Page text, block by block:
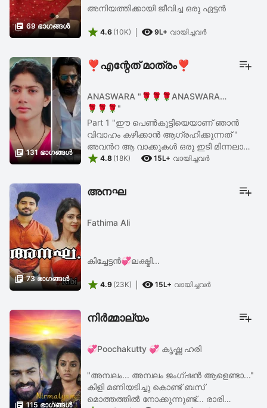
 69 ഭാഗങ്ങള്‍
അനിയത്തിക്കായി ജീവിച്ച ഒരു ഏട്ടൻ
 4.6 (10K)  9L+ വായിച്ചവര്‍
 131 ഭാഗങ്ങള്‍
❣️എന്റേത് മാത്രം❣️
ANASWARA "🌹🌹🌹ANASWARA
🌹🌹🌹"
Part 1 "ഈ പെൺകുട്ടിയെയാണ് ഞാൻ
വിവാഹം കഴിക്കാൻ ആഗ്രഹിക്കുന്നത് "
അവൻറ ആ വാക്കുകൾ ഒരു ഇടി മിന്നലായി
എല്ലാവരിലും പതിച്ചു..... അവളെ
 4.8 (18K)  15L+ വായിച്ചവര്‍
 73 ഭാഗങ്ങള്‍
അനഘ
Fathima Ali
കിച്ചേട്ടൻ💞ലക്ഷ്മി...
 4.9 (23K)  15L+ വായിച്ചവര്‍
 115 ഭാഗങ്ങള്‍
നിർമ്മാല്യം
💞Poochakutty 💞 കൃഷ്ണ ഹരി
"അമ്പലം... അമ്പലം ജംഗ്ഷൻ ആളെണ്ടാ..."
കിളി മണിയടിച്ചു കൊണ്ട് ബസ്
മൊത്തത്തിൽ നോക്കുന്നുണ്ട്... രാരി